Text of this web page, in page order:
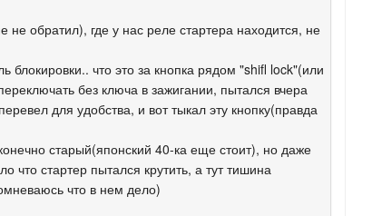
обратил), где у нас реле стартера находится, не
что это за кнопка рядом "shifl lock"(или
без ключа в зажигании, пытался вчера
для удобства, и вот тыкал эту кнопку(правда
старый(японский 40-ка еще стоит), но даже
стартер пытался крутить, а тут тишина
что в нем дело)